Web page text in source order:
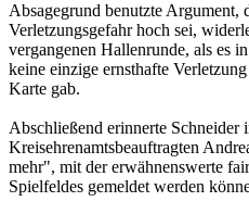
Absagegrund benutzte Argument,
Verletzungsgefahr hoch sei,
vergangenen Hallenrunde, als es
keine einzige ernsthafte
Karte gab.
Abschließend erinnerte Schneider
Kreisehrenamtsbeauftragten
mehr", mit der erwähnenswerte
Spielfeldes gemeldet werden